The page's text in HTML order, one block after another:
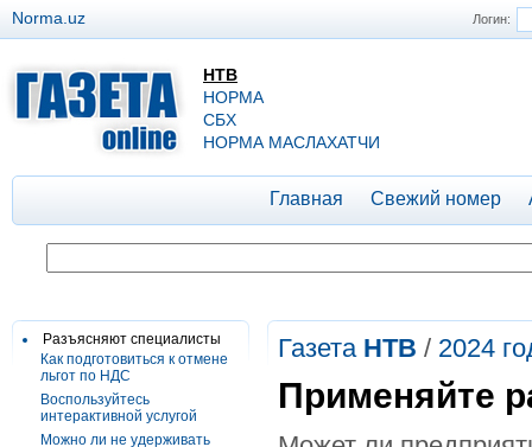
Логин:
Norma.uz
НТВ
НОРМА
СБХ
НОРМА МАСЛАХАТЧИ
Главная Свежий номер
Разъясняют специалисты
Как подготовиться к отмене
льгот по НДС
Воспользуйтесь
интерактивной услугой
Можно ли не удерживать
Газета НТВ / 2024
Применяйте